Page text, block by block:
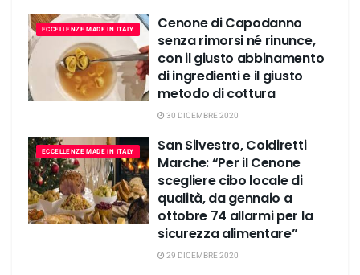
ECCELLENZE MADE IN ITALY
Cenone di Capodanno
senza rimorsi né rinunce,
con il giusto abbinamento
di ingredienti e il giusto
metodo di cottura
30 DICEMBRE 2020
ECCELLENZE MADE IN ITALY
San Silvestro, Coldiretti
Marche: “Per il Cenone
scegliere cibo locale di
qualità, da gennaio a
ottobre 74 allarmi per la
sicurezza alimentare”
29 DICEMBRE 2020